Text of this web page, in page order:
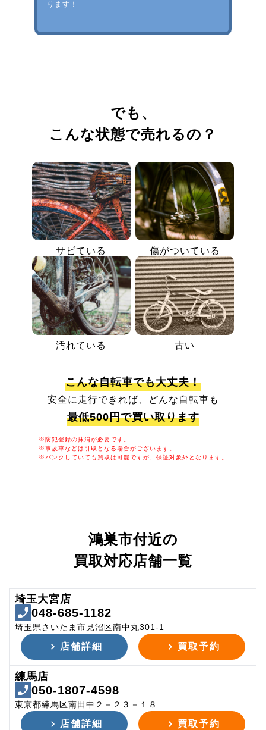
ります！
でも、
こんな状態で売れるの？
サビている 傷がついている
汚れている 古い
こんな自転車でも大丈夫！
安全に走行できれば、どんな自転車も
最低500円で買い取ります
※防犯登録の抹消が必要です。
※事故車などは引取となる場合がございます。
※パンクしていても買取は可能ですが、保証対象外となります。
鴻巣市付近の
買取対応店舗一覧
埼玉大宮店
048-685-1182
埼玉県さいたま市見沼区南中丸301-1
店舗詳細 買取予約
練馬店
050-1807-4598
東京都練馬区南田中２－２３－１８
店舗詳細 買取予約